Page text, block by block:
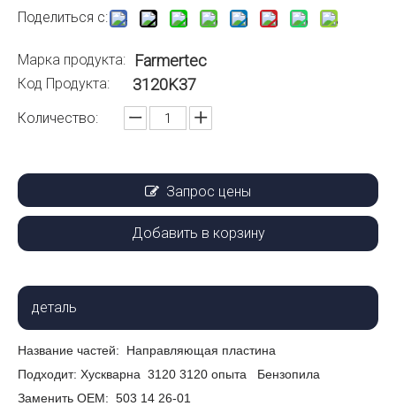
Поделиться с:
Марка продукта: Farmertec
Код Продукта: 3120K37
Количество:
Запрос цены
Добавить в корзину
деталь
Название частей: Направляющая пластина
Подходит: Хускварна 3120 3120 опыта Бензопила
Заменить ОЕМ: 503 14 26-01